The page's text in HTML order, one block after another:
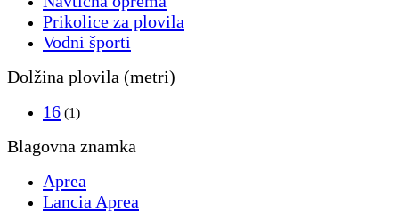
Prikolice za plovila
Vodni športi
Dolžina plovila (metri)
16 (1)
Blagovna znamka
Aprea
Lancia Aprea